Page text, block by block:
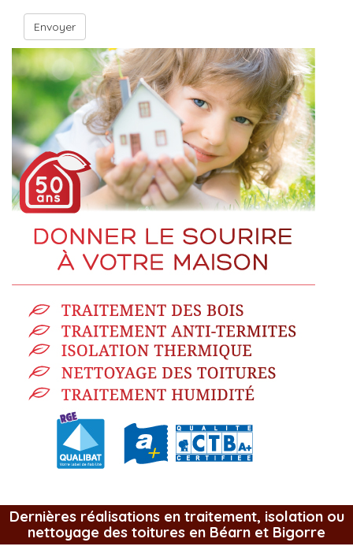
Dernières réalisations en traitement, isolation ou
nettoyage des toitures en Béarn et Bigorre